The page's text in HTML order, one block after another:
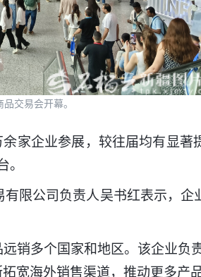
交易会开幕。
企业参展，较往届均有显著
。
公司负责人吴书红表示，企
多个国家和地区。该企业负
宽海外销售渠道，推动更多产